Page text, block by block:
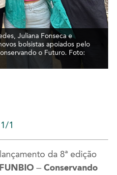
Juliana Fonseca e
bolsistas apoiados pelo
o Futuro. Foto:
1/1
da 8ª edição
– Conservando